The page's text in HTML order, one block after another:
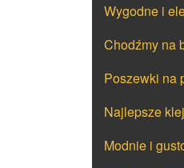
Wygodne i
Chodźmy na
Poszewki na
Najlepsze
Modnie i